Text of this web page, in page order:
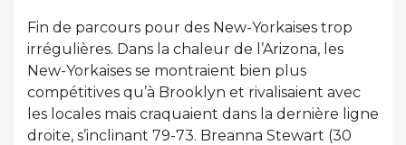
Fin de parcours pour des New-Yorkaises trop
irrégulières. Dans la chaleur de l’Arizona, les
New-Yorkaises se montraient bien plus
compétitives qu’à Brooklyn et rivalisaient avec
les locales mais craquaient dans la dernière ligne
droite, s’inclinant 79-73. Breanna Stewart (30